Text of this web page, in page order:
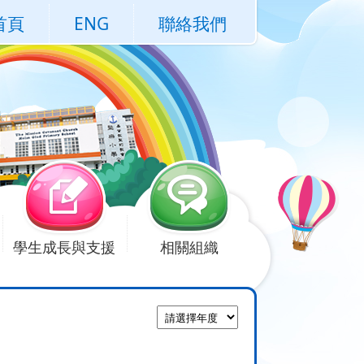
頁 ENG 聯絡我們
學生成長與支援 相關組織